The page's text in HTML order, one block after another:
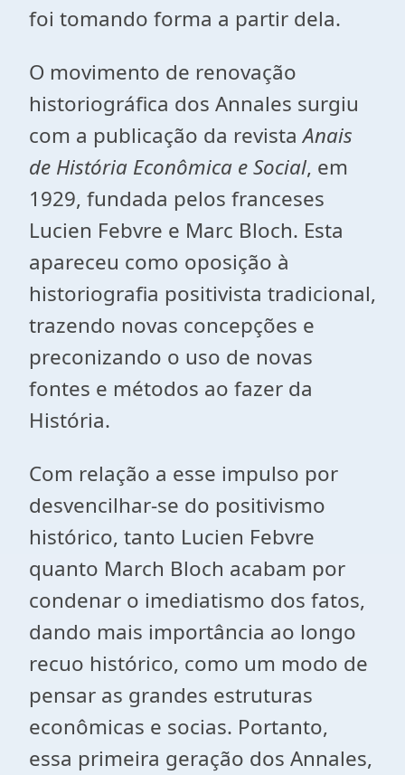
foi tomando forma a partir dela.
O movimento de renovação
historiográfica dos Annales surgiu
com a publicação da revistaAnais
de História Econômica e Social, em
1929, fundada pelos franceses
Lucien Febvre e Marc Bloch. Esta
apareceu como oposição à
historiografia positivista tradicional,
trazendo novas concepções e
preconizando o uso de novas
fontes e métodos ao fazer da
História.
Com relação a esse impulso por
desvencilhar-se do positivismo
histórico, tanto Lucien Febvre
quanto March Bloch acabam por
condenar o imediatismo dos fatos,
dando mais importância ao longo
recuo histórico, como um modo de
pensar as grandes estruturas
econômicas e socias. Portanto,
essa primeira geração dos Annales,